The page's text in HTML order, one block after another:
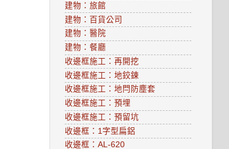
建物：旅館
建物：百貨公司
建物：醫院
建物：餐廳
收邊框施工：再開挖
收邊框施工：地鉸鍊
收邊框施工：地閂防塵套
收邊框施工：預埋
收邊框施工：預留坑
收邊框：1字型扁鋁
收邊框：AL-620